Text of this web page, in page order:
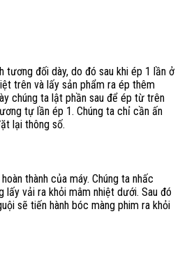
tương đối dày, do đó sau khi ép 1 lần ở
trên và lấy sản phẩm ra ép thêm
chúng ta lật phần sau để ép từ trên
tự lần ép 1. Chúng ta chỉ cần ấn
lại thông số.
thành của máy. Chúng ta nhấc
lấy vải ra khỏi mâm nhiệt dưới. Sau đó
sẽ tiến hành bóc màng phim ra khỏi